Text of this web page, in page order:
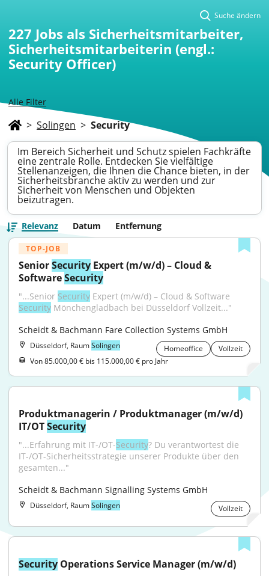
Alle Filter
Suche ändern
227 Jobs als Sicherheitsmitarbeiter,
Sicherheitsmitarbeiterin (engl.:
Security Officer)
> Solingen > Security
Im Bereich Sicherheit und Schutz spielen Fachkräfte
eine zentrale Rolle. Entdecken Sie vielfältige
Stellenanzeigen, die Ihnen die Chance bieten, in der
Sicherheitsbranche aktiv zu werden und zur
Sicherheit von Menschen und Objekten
beizutragen.
Relevanz Datum Entfernung
TOP-JOB
Senior Security Expert (m/w/d) – Cloud &
Software Security
"...Senior Security
Security Mönchengladbach bei Düsseldorf Vollzeit..."
Scheidt & Bachmann Fare Collection Systems GmbH
Düsseldorf, RaumSolingen Homeoffice
Vollzeit
Von 85.000,00 € bis 115.000,00 € pro Jahr
Produktmanagerin / Produktmanager (m/w/d)
IT/OT Security
"...Erfahrung mit IT-/OT-Security? Du verantwortest die
IT-/OT-Sicherheitsstrategie unserer Produkte über den
gesamten..."
Scheidt & Bachmann Signalling Systems GmbH
Düsseldorf, RaumSolingen Vollzeit
Security Operations Service Manager (m/w/d)